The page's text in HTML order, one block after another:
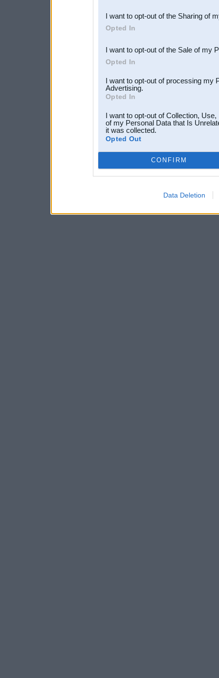
Downstream Participants
third parties.
I want to opt-out of the Sharing of
Opted In
I want to opt-out of the Sale of my
Opted In
I want to opt-out of processing my
Advertising.
Opted In
I want to opt-out of Collection,
of my Personal Data that Is
it was collected.
Opted Out
CONFIRM
Data Deletion